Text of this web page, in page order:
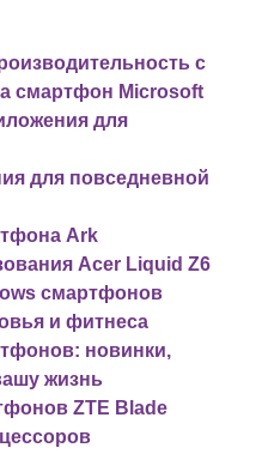
с
смартфон Microsoft
для
для повседневной
Ark
Acer Liquid Z6
смартфонов
и фитнеса
новинки,
жизнь
ZTE Blade